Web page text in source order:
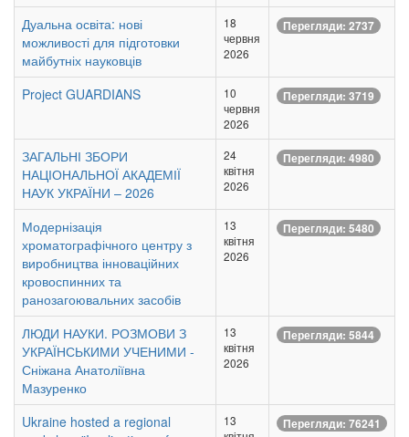
Дуальна освіта: нові
можливості для підготовки
майбутніх науковців
18
червня
2026
Перегляди: 2737
Project GUARDIANS
10
червня
2026
Перегляди: 3719
ЗАГАЛЬНІ ЗБОРИ
НАЦІОНАЛЬНОЇ АКАДЕМІЇ
НАУК УКРАЇНИ – 2026
24
квітня
2026
Перегляди: 4980
Модернізація
хроматографічного центру з
виробництва інноваційних
кровоспинних та
ранозагоювальних засобів
13
квітня
2026
Перегляди: 5480
ЛЮДИ НАУКИ. РОЗМОВИ З
УКРАЇНСЬКИМИ УЧЕНИМИ -
Сніжана Анатоліївна
Мазуренко
13
квітня
2026
Перегляди: 5844
Ukraine hosted a regional
13
Перегляди: 76241